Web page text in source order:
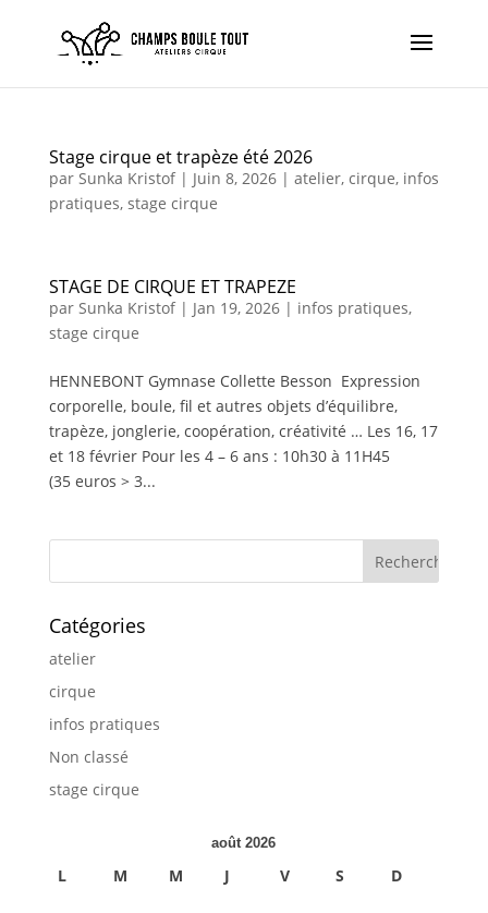
Stage cirque et trapèze été 2026
par Sunka Kristof| Juin 8, 2026| atelier, cirque, infos
pratiques, stage cirque
STAGE DE CIRQUE ET TRAPEZE
par Sunka Kristof| Jan 19, 2026| infos pratiques,
stage cirque
HENNEBONT Gymnase Collette Besson Expression
corporelle, boule, fil et autres objets d’équilibre,
trapèze, jonglerie, coopération, créativité … Les 16, 17
et 18 février Pour les 4 – 6 ans : 10h30 à 11H45
(35 euros > 3...
Catégories
atelier
cirque
infos pratiques
Non classé
stage cirque
août 2026
L M M J V S D